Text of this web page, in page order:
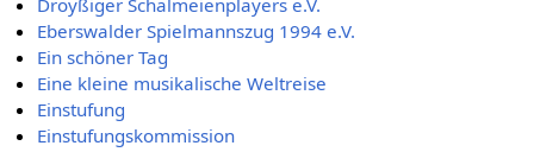
Eberswalder Spielmannszug 1994 e.V.
Ein schöner Tag
Eine kleine musikalische Weltreise
Einstufung
Einstufungskommission